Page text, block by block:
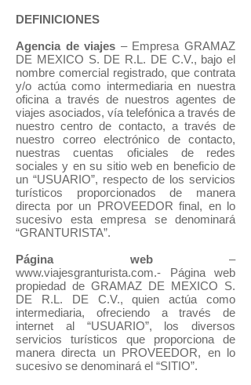
DEFINICIONES
Agencia de viajes – Empresa GRAMAZ
DE MEXICO S. DE R.L. DE C.V., bajo el
nombre comercial registrado, que contrata
y/o actúa como intermediaria en nuestra
oficina a través de nuestros agentes de
viajes asociados, vía telefónica a través de
nuestro centro de contacto, a través de
nuestro correo electrónico de contacto,
nuestras cuentas oficiales de redes
sociales y en su sitio web en beneficio de
un “USUARIO”, respecto de los servicios
turísticos proporcionados de manera
directa por un PROVEEDOR final, en lo
sucesivo esta empresa se denominará
“GRANTURISTA”.
Página web–
www.viajesgranturista.com.- Página web
propiedad de GRAMAZ DE MEXICO S.
DE R.L. DE C.V., quien actúa como
intermediaria, ofreciendo a través de
internet al “USUARIO”, los diversos
servicios turísticos que proporciona de
manera directa un PROVEEDOR, en lo
sucesivo se denominará el “SITIO”.